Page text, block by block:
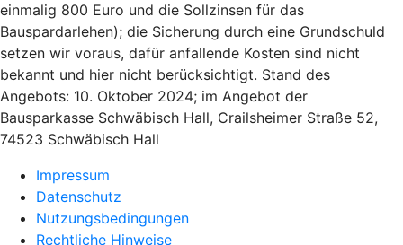
einmalig 800 Euro und die Sollzinsen für das
Bauspardarlehen); die Sicherung durch eine Grundschuld
setzen wir voraus, dafür anfallende Kosten sind nicht
bekannt und hier nicht berücksichtigt. Stand des
Angebots: 10. Oktober 2024; im Angebot der
Bausparkasse Schwäbisch Hall, Crailsheimer Straße 52,
74523 Schwäbisch Hall
Impressum
Datenschutz
Nutzungsbedingungen
Rechtliche Hinweise